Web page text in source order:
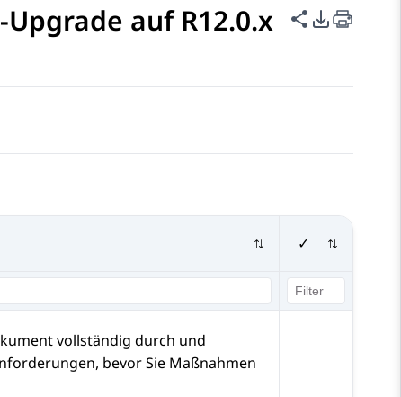
auf R12.0.x Diese Seite
PDF-
✓
vollständig durch und
bevor Sie Maßnahmen